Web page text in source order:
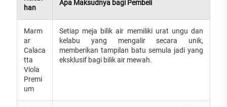
han
Apa Maksudnya bagi Pembeli
Marm
ar
Calaca
tta
Viola
Premi
um
Setiap meja bilik air memiliki urat ungu dan
kelabu yang mengalir secara unik,
memberikan tampilan batu semula jadi yang
eksklusif bagi bilik air mewah.